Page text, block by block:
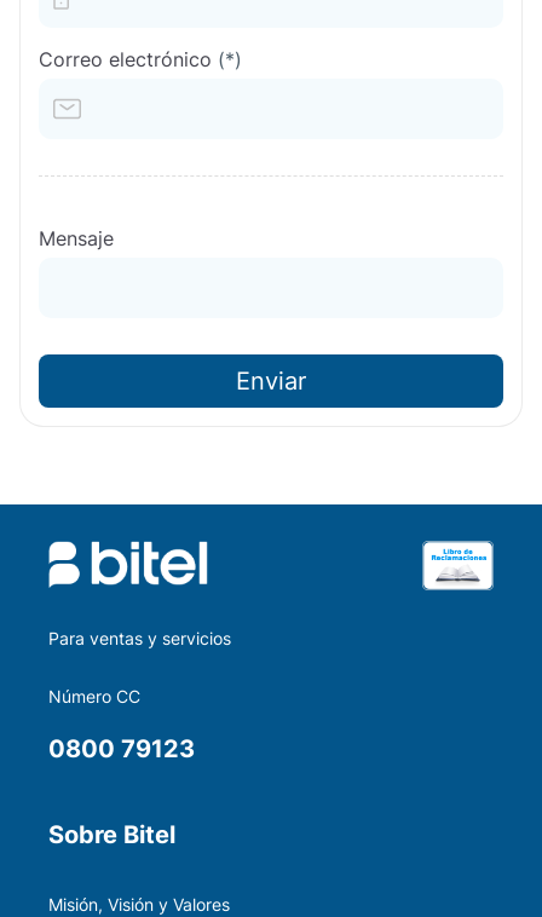
Correo electrónico (*)
Mensaje
Enviar
Para ventas y servicios
Número CC
0800 79123
Sobre Bitel
Misión, Visión y Valores